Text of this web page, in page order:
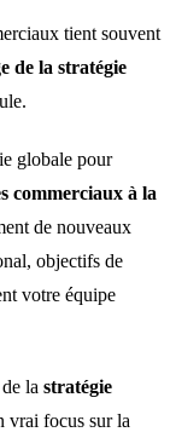
tient souvent
de la stratégie
globale pour
commerciaux à la
de nouveaux
objectifs de
votre équipe
la stratégie
vrai focus sur la